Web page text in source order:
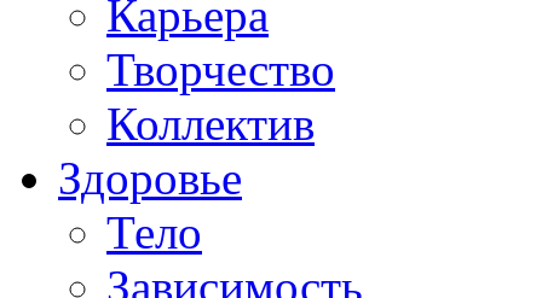
Карьера
Творчество
Коллектив
Здоровье
Тело
Зависимость